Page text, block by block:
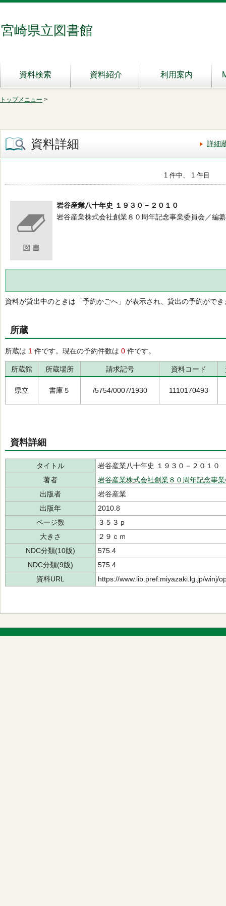
宮崎県立図書館
資料検索 資料紹介 利用案内
トップメニュー >
資料詳細 詳細
1 件中、 1 件目
岩谷産業八十年史 １９３０－２０１０
岩谷産業株式会社創業８０周年記念事業委員会／編
資料が貸出中のときは「予約かごへ」が表示され、貸出の予約ができ
所蔵
所蔵は 1 件です。現在の予約件数は 0 件です。
所蔵館 所蔵場所 請求記号 資料コード
県立 書庫５ /5754/0007/1930 1110170493
資料詳細
タイトル
岩谷産業八十年史 １９３０－２０１０
著者
岩谷産業株式会社創業８０周年記念事
出版者
岩谷産業
出版年
2010.8
ページ数
３５３ｐ
大きさ
２９ｃｍ
NDC分類(10版)
575.4
NDC分類(9版)
575.4
資料URL
https://www.lib.pref.miyazaki.lg.jp/winj/